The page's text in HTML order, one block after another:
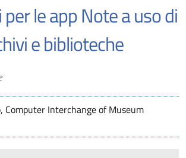
le app Note a uso di
e biblioteche
Computer Interchange of Museum